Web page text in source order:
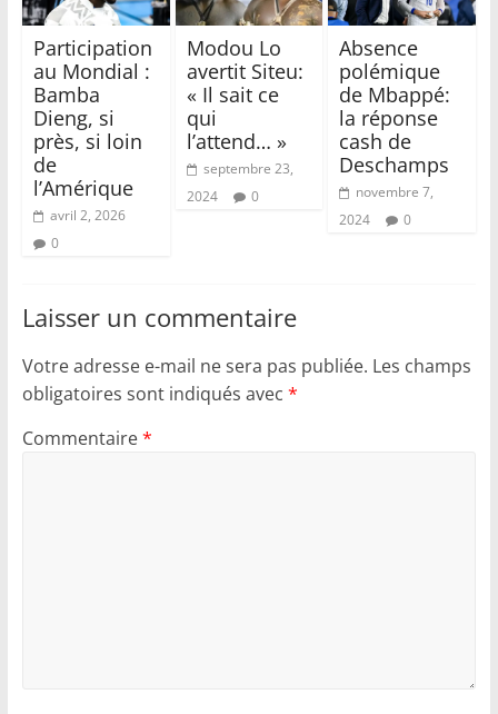
Participation
au Mondial :
Bamba
Dieng, si
près, si loin
de
l’Amérique
avril 2, 2026
0
Modou Lo
avertit Siteu:
« Il sait ce
qui
l’attend… »
septembre 23,
2024
0
Absence
polémique
de Mbappé:
la réponse
cash de
Deschamps
novembre 7,
2024
0
Laisser un commentaire
Votre adresse e-mail ne sera pas publiée. Les champs
obligatoires sont indiqués avec *
Commentaire*